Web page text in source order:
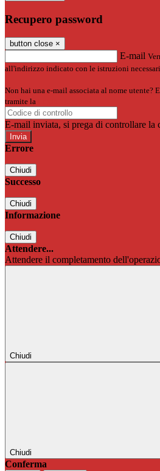
Recupero password
button close ×
E-mail
all'indirizzo indicato con le istruzioni
Non hai una e-mail associata al nome utente?
tramite la
E-mail inviata, si prega di controllare la
Errore
Chiudi
Successo
Chiudi
Informazione
Chiudi
Attendere...
Attendere il completamento
Chiudi
Chiudi
Conferma